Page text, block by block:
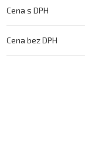
Cena s DPH
Cena bez DPH